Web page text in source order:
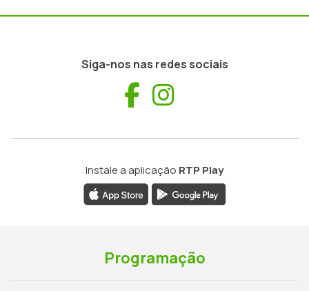
Siga-nos nas redes sociais
Facebook
Instale a aplicação RTP Play
Programação